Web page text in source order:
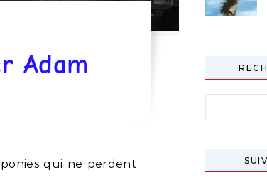
Adam
qui ne perdent